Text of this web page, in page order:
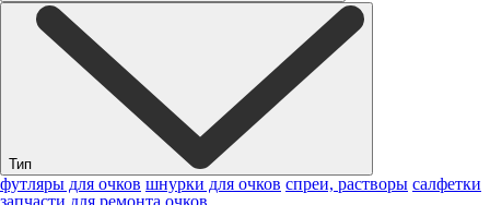
Тип
футляры для очков шнурки для очков спреи, растворы салфетки
запчасти для ремонта очков